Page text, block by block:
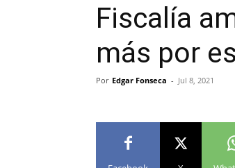
Fiscalía
más por
Por Edgar Fonseca - Jul 8, 2021